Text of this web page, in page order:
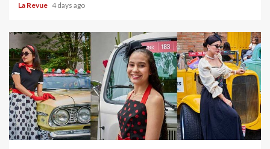
La Revue 4 days ago